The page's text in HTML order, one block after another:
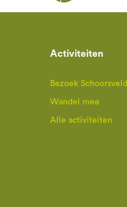
Activiteiten
Bezoek Schoorsveld
Wandel mee
Alle activiteiten